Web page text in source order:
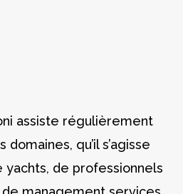
assiste régulièrement
qu’il s’agisse
de professionnels